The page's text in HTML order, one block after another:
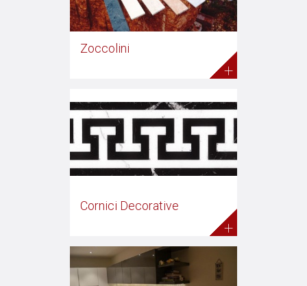
Zoccolini
+
Cornici Decorative
+